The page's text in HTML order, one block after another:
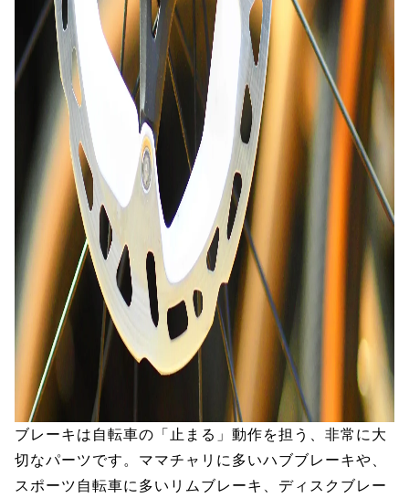
ブレーキは自転車の「止まる」動作を担う、非常に大
切なパーツです。ママチャリに多いハブブレーキや、
スポーツ自転車に多いリムブレーキ、ディスクブレー